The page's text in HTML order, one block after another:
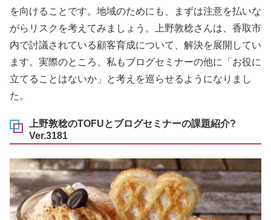
を向けることです。地域のためにも、まずは注意を払いな
がらリスクを考えてみましょう。上野敦稔さんは、香取市
内で討議されている顧客育成について、解決を展開してい
ます。実際のところ、私もブログセミナーの他に「お役に
立てることはないか」と考えを巡らせるようになりまし
た。
上野敦稔のTOFUとブログセミナーの課題紹介?
Ver.3181